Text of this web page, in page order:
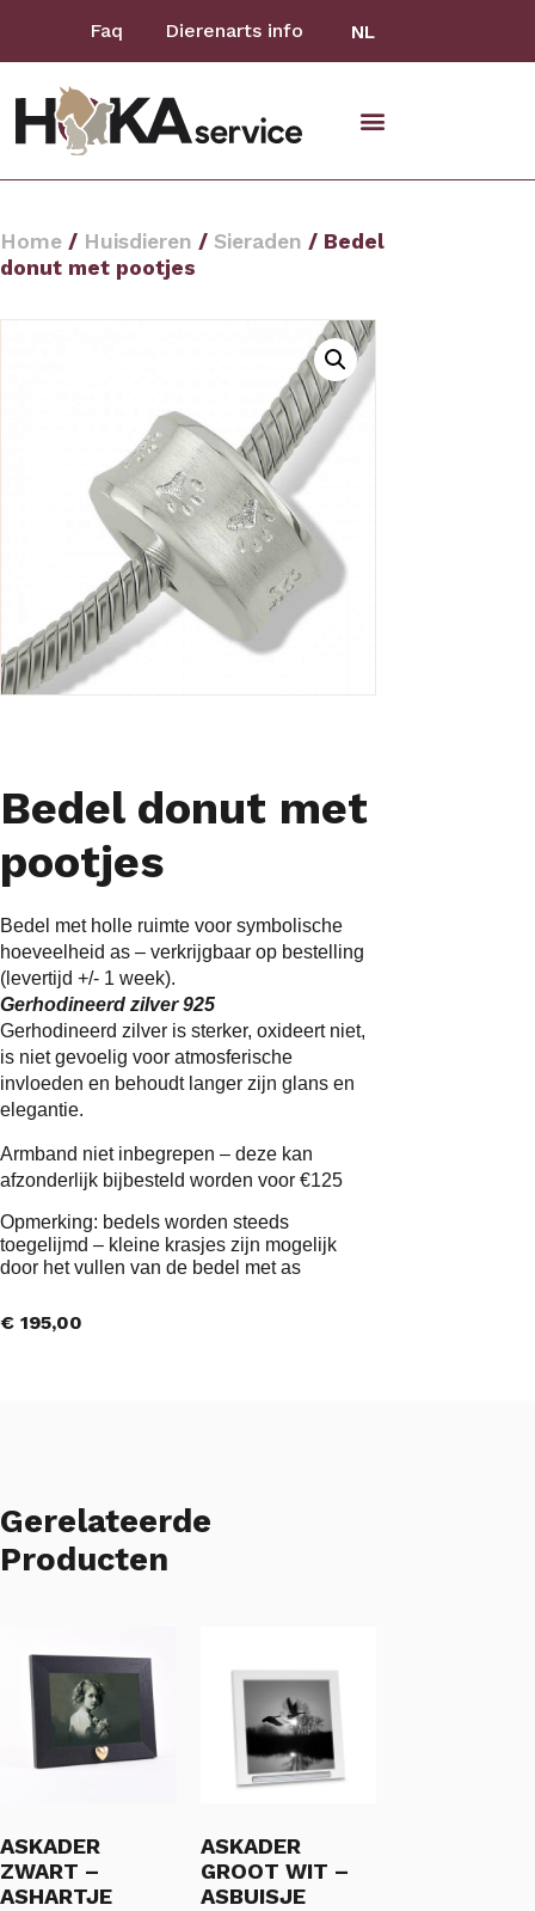
Faq Dierenarts info NL
Home / Huisdieren / Sieraden / Bedel
donut met pootjes
Bedel donut met
pootjes
Bedel met holle ruimte voor symbolische
hoeveelheid as – verkrijgbaar op bestelling
(levertijd +/- 1 week).
Gerhodineerd zilver 925
Gerhodineerd zilver is sterker, oxideert niet,
is niet gevoelig voor atmosferische
invloeden en behoudt langer zijn glans en
elegantie.
Armband niet inbegrepen – deze kan
afzonderlijk bijbesteld worden voor €125
Opmerking: bedels worden steeds
toegelijmd – kleine krasjes zijn mogelijk
door het vullen van de bedel met as
€ 195,00
Gerelateerde
Producten
ASKADER
ZWART –
ASHARTJE
ASKADER
GROOT WIT –
ASBUISJE